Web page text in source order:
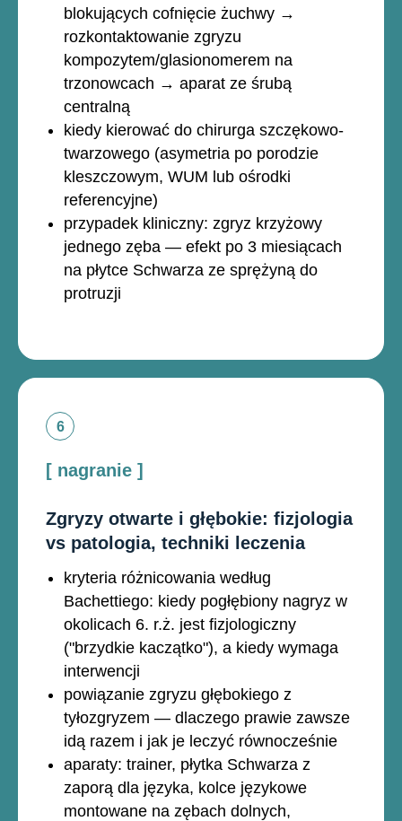
blokujących cofnięcie żuchwy →
rozkontaktowanie zgryzu
kompozytem/glasionomerem na
trzonowcach → aparat ze śrubą
centralną
kiedy kierować do chirurga szczękowo-
twarzowego (asymetria po porodzie
kleszczowym, WUM lub ośrodki
referencyjne)
przypadek kliniczny: zgryz krzyżowy
jednego zęba — efekt po 3 miesiącach
na płytce Schwarza ze sprężyną do
protruzji
[ nagranie ]
Zgryzy otwarte i głębokie: fizjologia
vs patologia, techniki leczenia
kryteria różnicowania według
Bachettiego: kiedy pogłębiony nagryz w
okolicach 6. r.ż. jest fizjologiczny
("brzydkie kaczątko"), a kiedy wymaga
interwencji
powiązanie zgryzu głębokiego z
tyłozgryzem — dlaczego prawie zawsze
idą razem i jak je leczyć równocześnie
aparaty: trainer, płytka Schwarza z
zaporą dla języka, kolce językowe
montowane na zębach dolnych,